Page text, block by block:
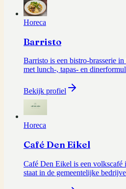
Horeca
Barristo
Barristo is een bistro-brasserie
met lunch-, tapas- en
Bekijk profiel
Horeca
Café Den Eikel
Café Den Eikel is een volkscafé
staat in de gemeentelijke